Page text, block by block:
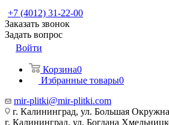
+7 (4012) 31-22-00
Заказать звонок
Задать вопрос
Войти
Корзина0
Избранные товары0
mir-plitki@mir-plitki.com
г. Калининград, ул. Большая
г. Калининград, ул. Богдана